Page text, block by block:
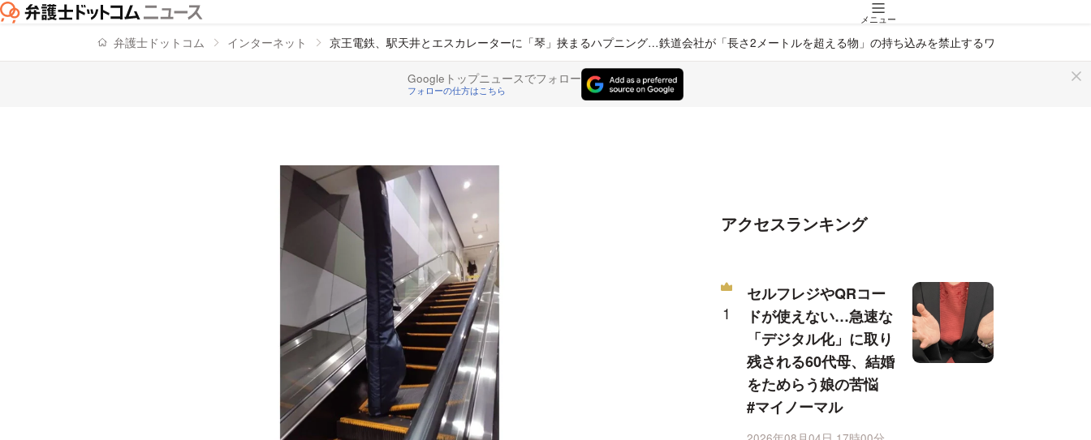
メニュー
弁護士ドットコム インターネット 京王電鉄、駅天井とエスカレーターに「琴」挟まるハプニング…鉄道会社が「長さ2メートルを超える物」の持ち込みを禁止するワケ
Googleトップニュースでフォロー
フォローの仕方はこちら
アクセスランキング
セルフレジやQRコー
ドが使えない…急速な
「デジタル化」に取り
残される60代母、結婚
をためらう娘の苦悩
#マイノーマル